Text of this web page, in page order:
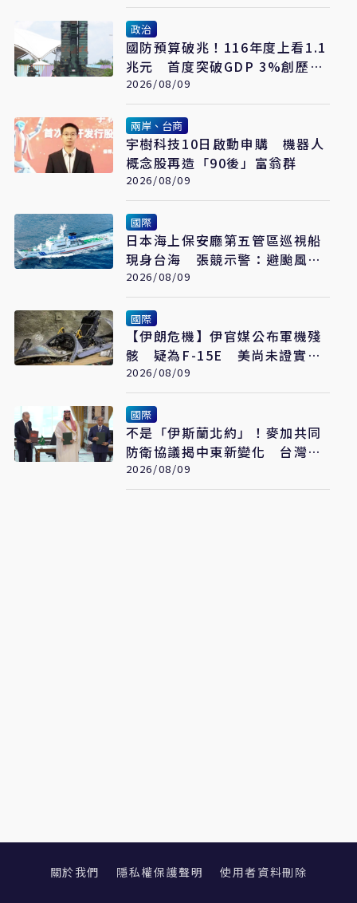
政治
國防預算破兆！116年度上看1.1
兆元 首度突破GDP 3%創歷史
新高
2026/08/09
兩岸、台商
宇樹科技10日啟動申購 機器人
概念股再造「90後」富翁群
2026/08/09
國際
日本海上保安廳第五管區巡視船
現身台海 張競示警：避颱風也
要關注航行動向
2026/08/09
國際
【伊朗危機】伊官媒公布軍機殘
骸 疑為F-15E 美尚未證實遭
擊落
2026/08/09
國際
不是「伊斯蘭北約」！麥加共同
防衛協議揭中東新變化 台灣該
看懂「多層次安全」
2026/08/09
關於我們 隱私權保護聲明 使用者資料刪除